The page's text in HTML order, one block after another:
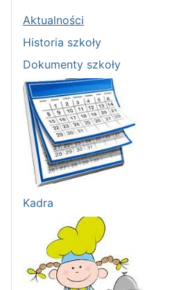
Aktualności
Historia szkoły
Dokumenty szkoły
Kadra